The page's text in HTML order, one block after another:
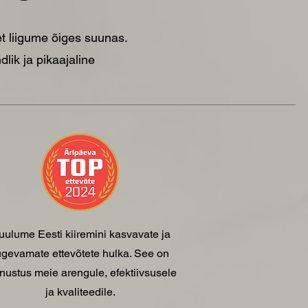
liigume õiges suunas.
ja pikaajaline
Eesti kiiremini kasvavate ja
ettevõtete hulka. See on
meie arengule, efektiivsusele
ja kvaliteedile.